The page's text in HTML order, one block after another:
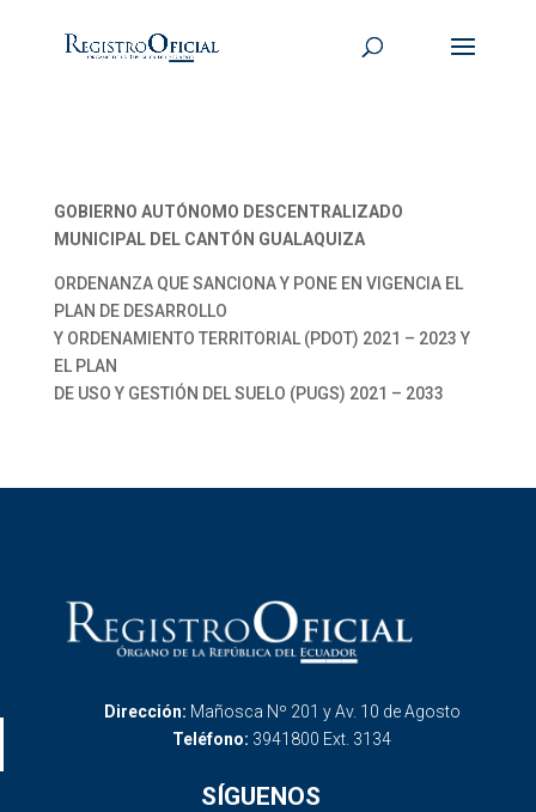
GOBIERNO AUTÓNOMO DESCENTRALIZADO
MUNICIPAL DEL CANTÓN GUALAQUIZA
ORDENANZA QUE SANCIONA Y PONE EN VIGENCIA EL
PLAN DE DESARROLLO
Y ORDENAMIENTO TERRITORIAL (PDOT) 2021 – 2023 Y
EL PLAN
DE USO Y GESTIÓN DEL SUELO (PUGS) 2021 – 2033
Dirección: Mañosca Nº 201 y Av. 10 de Agosto
Teléfono: 3941800 Ext. 3134
SÍGUENOS